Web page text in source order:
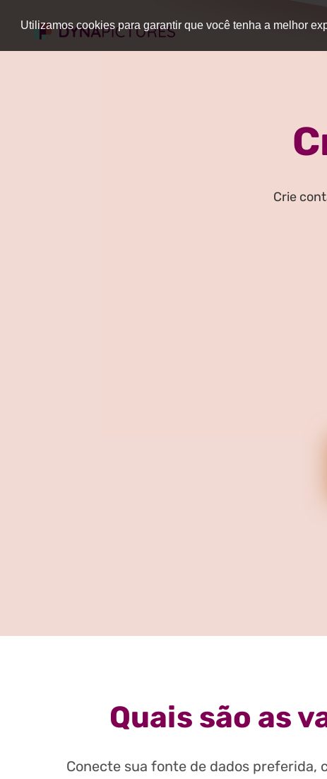
Utilizamos cookies para garantir que você tenha a melhor
Crie
Quais são as
Conecte sua fonte de dados preferida,